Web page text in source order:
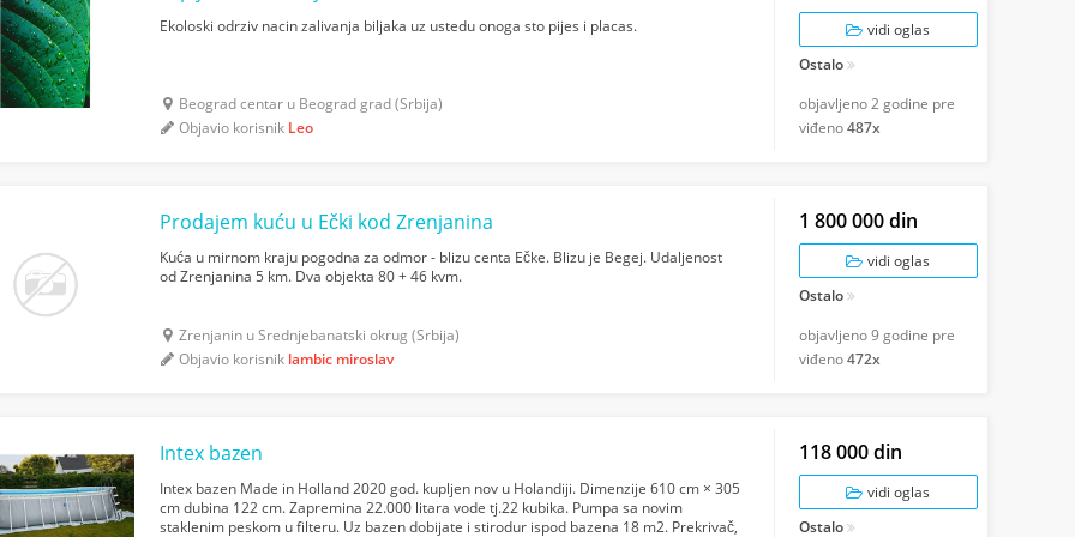
Ekoloski odrziv nacin zalivanja biljaka uz ustedu onoga sto pijes i placas.
Beograd centar u Beograd grad (Srbija)
Objavio korisnik Leo
vidi oglas
Ostalo
objavljeno2 godine pre
viđeno487x
Prodajem kuću u Ečki kod Zrenjanina
Kuća u mirnom kraju pogodna za odmor - blizu centa Ečke. Blizu je Begej. Udaljenost
od Zrenjanina 5 km. Dva objekta 80 + 46 kvm.
Zrenjanin u Srednjebanatski okrug (Srbija)
Objavio korisnik lambic miroslav
1 800 000 din
vidi oglas
Ostalo
objavljeno9 godine pre
viđeno472x
Intex bazen
Intex bazen Made in Holland 2020 god. kupljen nov u Holandiji. Dimenzije 610 cm × 305
cm dubina 122 cm. Zapremina 22.000 litara vode tj.22 kubika. Pumpa sa novim
staklenim peskom u filteru. Uz bazen dobijate i stirodur ispod bazena 18 m2. Prekrivač,
118 000 din
vidi oglas
Ostalo